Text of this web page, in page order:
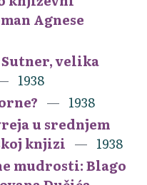
Agnese
velika
1938
1938
u srednjem
knjizi
1938
mudrosti: Blago